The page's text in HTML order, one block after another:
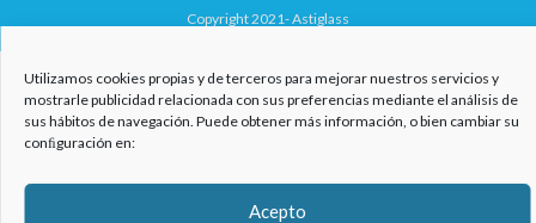
Utilizamos cookies propias y de terceros para mejorar nuestros servicios y
mostrarle publicidad relacionada con sus preferencias mediante el análisis de
sus hábitos de navegación. Puede obtener más información, o bien cambiar su
conﬁguración en:
Acepto
Copyright 2021- Astiglass